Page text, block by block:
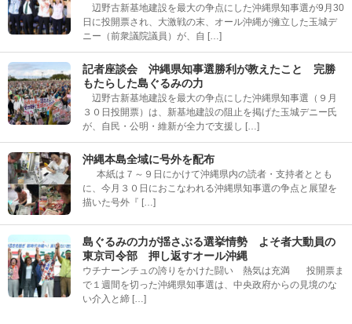
辺野古新基地建設を最大の争点にした沖縄県知事選が9月30
日に投開票され、大激戦の末、オール沖縄が擁立した玉城デ
ニー（前衆議院議員）が、自 […]
記者座談会 沖縄県知事選勝利が教えたこと 完勝
もたらした島ぐるみの力
辺野古新基地建設を最大の争点にした沖縄県知事選（９月
３０日投開票）は、新基地建設の阻止を掲げた玉城デニー氏
が、自民・公明・維新が全力で支援し […]
沖縄本島全域に号外を配布
本紙は７～９日にかけて沖縄県内の読者・支持者ととも
に、今月３０日におこなわれる沖縄県知事選の争点と展望を
描いた号外『 […]
島ぐるみの力が揺さぶる選挙情勢 よそ者大動員の
東京司令部 押し返すオール沖縄
ウチナーンチュの誇りをかけた闘い 熱気は充満 投開票ま
で１週間を切った沖縄県知事選は、中央政府からの見境のな
い介入と締 […]